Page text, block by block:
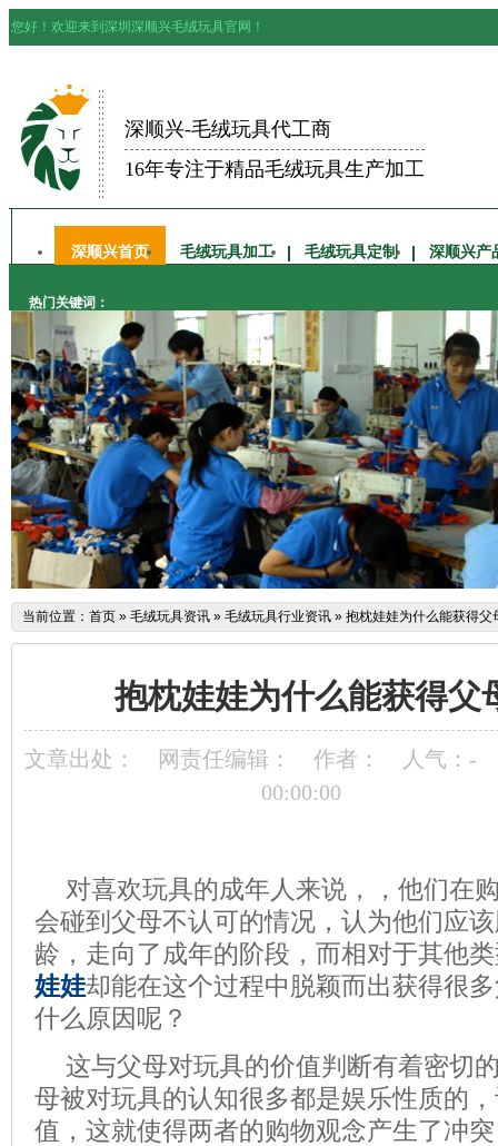
您好！欢迎来到深圳深顺兴毛绒玩具官网！
深顺兴-毛绒玩具代工商
16年专注于精品毛绒玩具生产加工
深顺兴首页 毛绒玩具加工 毛绒玩具定制 深顺兴产
热门关键词：
当前位置： 首页 » 毛绒玩具资讯 » 毛绒玩具行业资讯 » 抱枕娃娃为什么能获得父
抱枕娃娃为什么能获得父
文章出处： 网责任编辑： 作者： 人气： -
00:00:00
对喜欢玩具的成年人来说，，他们在
会碰到父母不认可的情况，认为他们应
龄，走向了成年的阶段，而相对于其他
娃娃却能在这个过程中脱颖而出获得很
什么原因呢？
这与父母对玩具的价值判断有着密切
母被对玩具的认知很多都是娱乐性质的
值，这就使得两者的购物观念产生了冲